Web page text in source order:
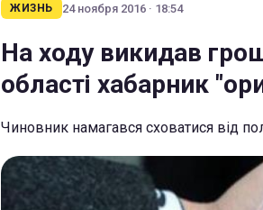
ЖИЗНЬ 24 ноября 2016 · 18:54
На ходу викидав
області хабарник
Чиновник намагався сховатися від